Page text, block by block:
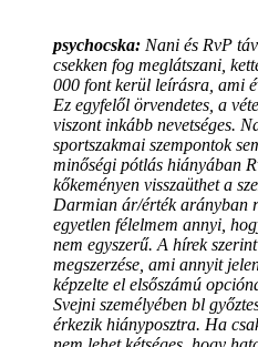
psychocska: Nani és RvP
csekken fog meglátszani,
000 font kerül leírásra, ami
Ez egyfelől örvendetes, a
viszont inkább nevetséges.
sportszakmai szempontok
minőségi pótlás hiányában
kőkeményen visszaüthet a
Darmian ár/érték arányban
egyetlen félelmem annyi,
nem egyszerű. A hírek
megszerzése, ami annyit
képzelte el elsőszámú
Svejni személyében bl
érkezik hiányposztra. Ha